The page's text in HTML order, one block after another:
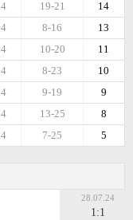
14
19-21
13
8-16
11
10-20
10
8-23
9
9-19
8
13-25
5
7-25
28.07.24
1:1